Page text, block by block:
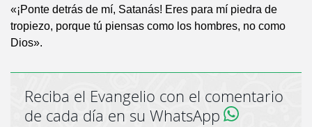
«¡Ponte detrás de mí, Satanás! Eres para mí piedra de
tropiezo, porque tú piensas como los hombres, no como
Dios».
Reciba el Evangelio con el comentario
de cada día en su WhatsApp